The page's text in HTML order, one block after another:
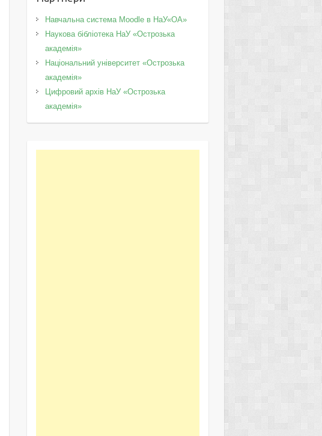
Навчальна система Moodle в НаУ«ОА»
Наукова бібліотека НаУ «Острозька
академія»
Національний університет «Острозька
академія»
Цифровий архів НаУ «Острозька
академія»